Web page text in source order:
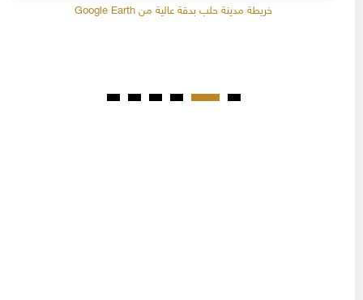
خريطة مدينة حلب بدقة عالية من Google Earth